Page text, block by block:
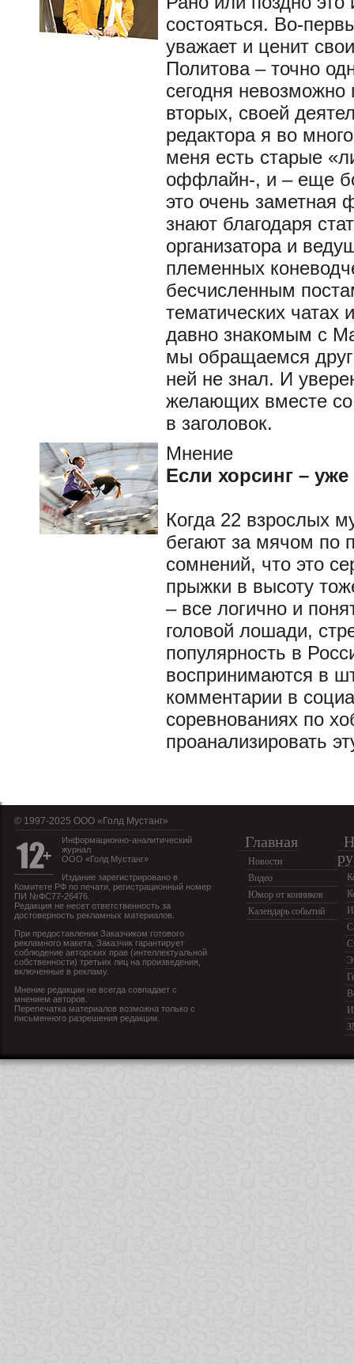
состояться. Во-
уважает и ценит
Политова – точно
сегодня
вторых, своей
редактора я во
меня есть старые
оффлайн-, и – еще
это очень заметная
знают благодаря
организатора и
племенных
бесчисленным
тематических
давно знакомым с
мы обращаемся друг
ней не знал. И
желающих вместе
в заголовок.
Мнение
Если хорсинг –
Когда 22 взрослых
бегают за мячом по
сомнений, что это
прыжки в высоту
– все логично и
головой лошади,
популярность в
воспринимаются в
комментарии в
соревнованиях по
проанализировать
© 1997-2025 OOO «Голд Мустанг»
Информационно-аналитический
журнал
ООО «Голд Мустанг»
Издание зарегистрировано в
Комитете РФ по печати, регистрационный номер
ПИ №ФС77-26476.
Редакция не несет ответственность за
достоверность рекламных материалов.
При предоставлении Заказчиком готового
рекламного макета, Заказчик гарантирует
соблюдение авторских прав (интеллектуальной
собственности) третьих лиц на произведения,
включенные в рекламу.
Мнение редакции не всегда совпадает с
мнением авторов.
Перепечатка материалов возможна только с
письменного разрешения редакции.
Главная
Новости
Видео
Юмор от конников
Календарь событий